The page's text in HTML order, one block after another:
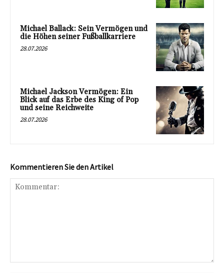
Michael Ballack: Sein Vermögen und
die Höhen seiner Fußballkarriere
28.07.2026
Michael Jackson Vermögen: Ein
Blick auf das Erbe des King of Pop
und seine Reichweite
28.07.2026
Kommentieren Sie den Artikel